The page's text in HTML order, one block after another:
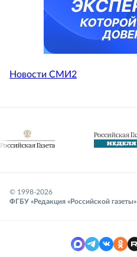
Новости СМИ2
© 1998-2026
ФГБУ «Редакция «Российской газеты»